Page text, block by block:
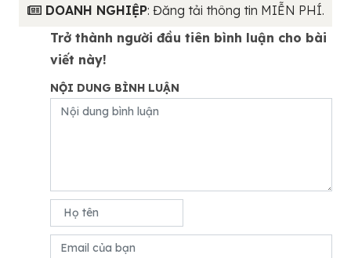
DOANH NGHIỆP: Đăng tải thông tin MIỄN PHÍ.
Trở thành người đầu tiên bình luận cho bài
viết này!
NỘI DUNG BÌNH LUẬN